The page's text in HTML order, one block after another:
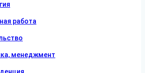
работа
менеджмент